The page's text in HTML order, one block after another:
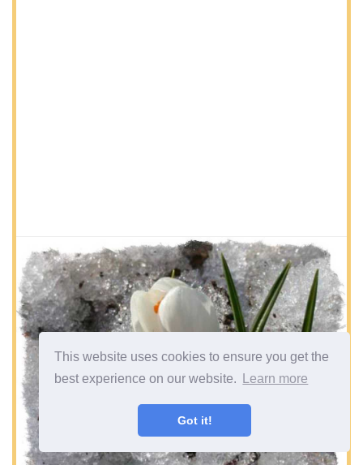
This website uses cookies to ensure you get the
best experience on our website.
Learn more
Got it!